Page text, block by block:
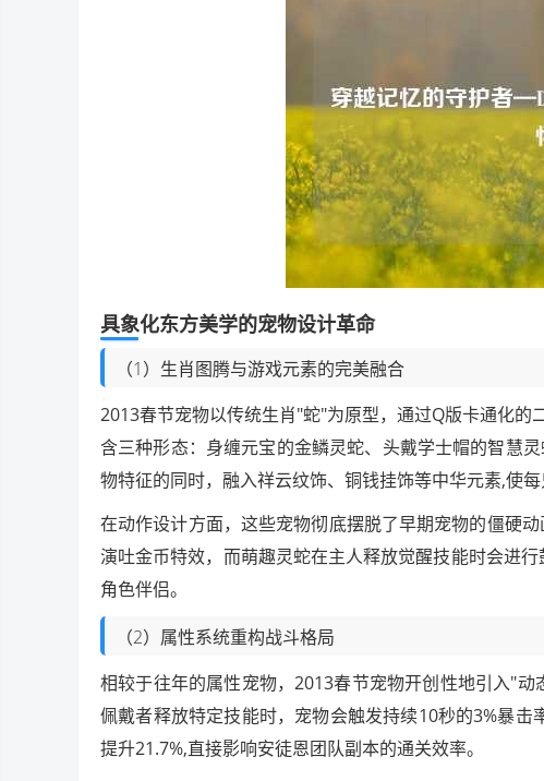
具象化东方美学的宠物设计革命
（1）生肖图腾与游戏元素的完美融合
2013春节宠物以传统生肖"蛇"为原型，通过Q版卡通化
含三种形态：身缠元宝的金鳞灵蛇、头戴学士帽的智慧
物特征的同时，融入祥云纹饰、铜钱挂饰等中华元素,使每
在动作设计方面，这些宠物彻底摆脱了早期宠物的僵硬
演吐金币特效，而萌趣灵蛇在主人释放觉醒技能时会进
角色伴侣。
（2）属性系统重构战斗格局
相较于往年的属性宠物，2013春节宠物开创性地引入"
佩戴者释放特定技能时，宠物会触发持续10秒的3%暴
提升21.7%,直接影响安徒恩团队副本的通关效率。